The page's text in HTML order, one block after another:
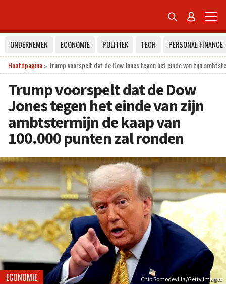
 
ONDERNEMEN ECONOMIE POLITIEK TECH
PERSONAL FINANCE
Hoofdpagina» Trump voorspelt dat de Dow Jones tegen het einde van zijn
Trump voorspelt dat de Dow
Jones tegen het einde van zijn
ambtstermijn de kaap van
100.000 punten zal ronden
Chip Somodevilla/Getty Images
ECONOMIE